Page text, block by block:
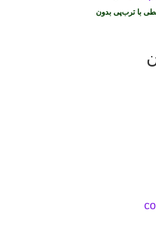
با ترب‌پی بدون